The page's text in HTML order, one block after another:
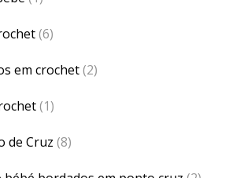
(6)
em crochet(2)
(1)
de Cruz (8)